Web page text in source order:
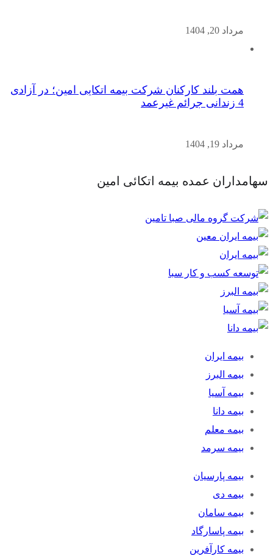
مرداد 20, 1404
همت بلند کارکنان شرکت بیمه اتکایی امین؛ در آزادی
4 زندانی جرائم غیرعمد
مرداد 19, 1404
سهامداران عمده بیمه اتکائی امین
بیمه ایران
بیمه البرز
بیمه آسیا
بیمه دانا
بیمه معلم
بیمه سرمد
بیمه پارسیان
بیمه دی
بیمه سامان
بیمه پاسارگاد
بیمه کارآفرین